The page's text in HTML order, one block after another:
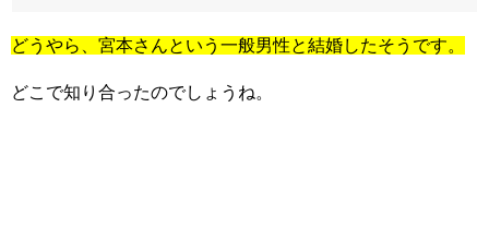
どうやら、宮本さんという一般男性と結婚したそうです。
どこで知り合ったのでしょうね。